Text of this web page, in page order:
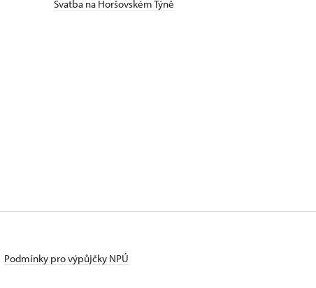
Svatba na Horšovském Týně
Podmínky pro výpůjčky NPÚ